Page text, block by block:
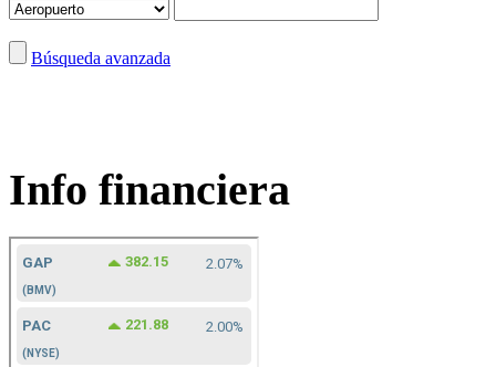
Búsqueda avanzada
Info financiera